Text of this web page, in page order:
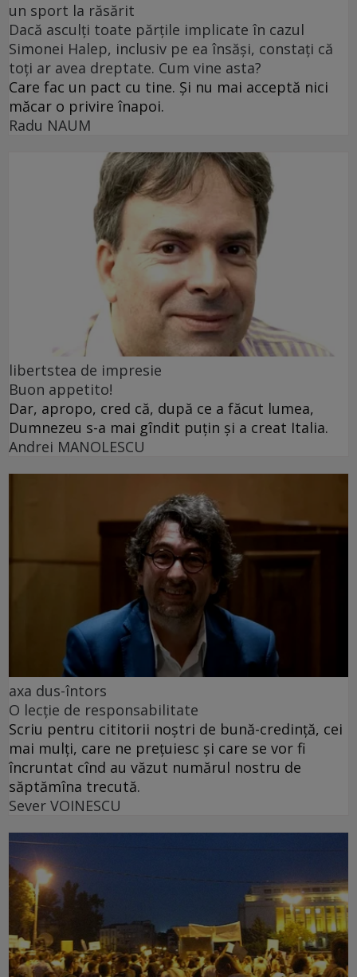
un sport la răsărit
Dacă asculți toate părțile implicate în cazul
Simonei Halep, inclusiv pe ea însăși, constați că
toți ar avea dreptate. Cum vine asta?
Care fac un pact cu tine. Și nu mai acceptă nici
măcar o privire înapoi.
Radu NAUM
libertstea de impresie
Buon appetito!
Dar, apropo, cred că, după ce a făcut lumea,
Dumnezeu s-a mai gîndit puțin și a creat Italia.
Andrei MANOLESCU
axa dus-întors
O lecție de responsabilitate
Scriu pentru cititorii noștri de bună-credință, cei
mai mulți, care ne prețuiesc și care se vor fi
încruntat cînd au văzut numărul nostru de
săptămîna trecută.
Sever VOINESCU